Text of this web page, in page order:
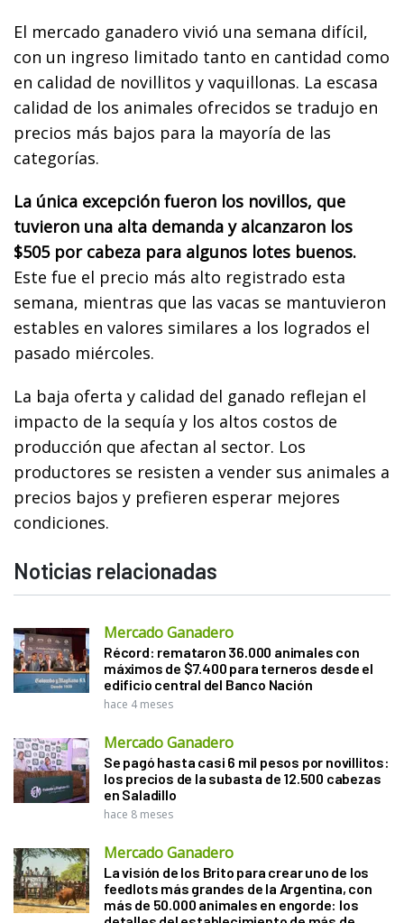
El mercado ganadero vivió una semana difícil,
con un ingreso limitado tanto en cantidad como
en calidad de novillitos y vaquillonas. La escasa
calidad de los animales ofrecidos se tradujo en
precios más bajos para la mayoría de las
categorías.
La única excepción fueron los novillos, que
tuvieron una alta demanda y alcanzaron los
$505 por cabeza para algunos lotes buenos.
Este fue el precio más alto registrado esta
semana, mientras que las vacas se mantuvieron
estables en valores similares a los logrados el
pasado miércoles.
La baja oferta y calidad del ganado reflejan el
impacto de la sequía y los altos costos de
producción que afectan al sector. Los
productores se resisten a vender sus animales a
precios bajos y prefieren esperar mejores
condiciones.
Noticias relacionadas
Mercado Ganadero
Récord: remataron 36.000 animales con
máximos de $7.400 para terneros desde el
edificio central del Banco Nación
hace 4 meses
Mercado Ganadero
Se pagó hasta casi 6 mil pesos por novillitos:
los precios de la subasta de 12.500 cabezas
en Saladillo
hace 8 meses
Mercado Ganadero
La visión de los Brito para crear uno de los
feedlots más grandes de la Argentina, con
más de 50.000 animales en engorde: los